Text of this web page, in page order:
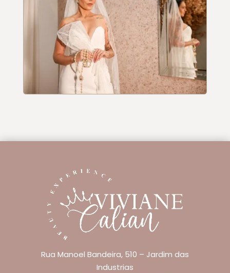
Rua Manoel Bandeira, 510 – Jardim das
Industrias